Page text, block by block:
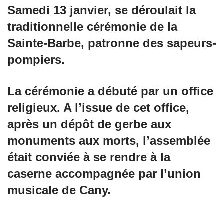
Samedi 13 janvier, se déroulait la
traditionnelle cérémonie de la
Sainte-Barbe, patronne des sapeurs-
pompiers.
La cérémonie a débuté par un office
religieux. A l’issue de cet office,
après un dépôt de gerbe aux
monuments aux morts, l’assemblée
était conviée à se rendre à la
caserne accompagnée par l’union
musicale de Cany.